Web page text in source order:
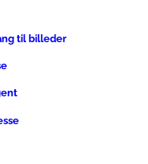
til billeder